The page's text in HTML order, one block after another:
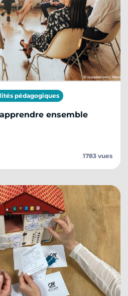
pédagogiques
ensemble
1783 vues